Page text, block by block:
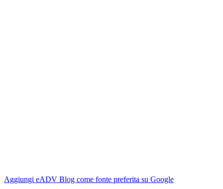
Aggiungi eADV Blog come fonte preferita su Google